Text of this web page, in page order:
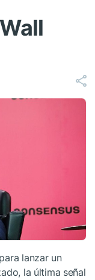
lanzar un
la última señal